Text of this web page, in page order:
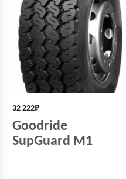
32 222₽
Goodride
SupGuard M1